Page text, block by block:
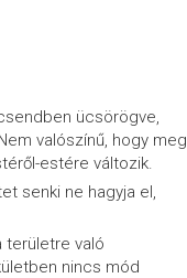
ücsörögve,
valószínű, hogy meg
estére változik.
senki ne hagyja el,
területre való
nincs mód